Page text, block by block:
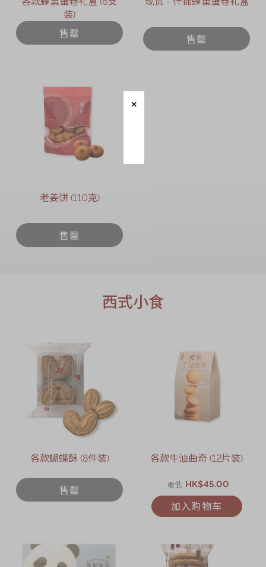
装)
售罄
售罄
老姜饼 (110克)
售罄
西式小食
各款蝴蝶酥 (8件装)
售罄
各款牛油曲奇 (12片装)
最低 HK$45.00
加入购物车